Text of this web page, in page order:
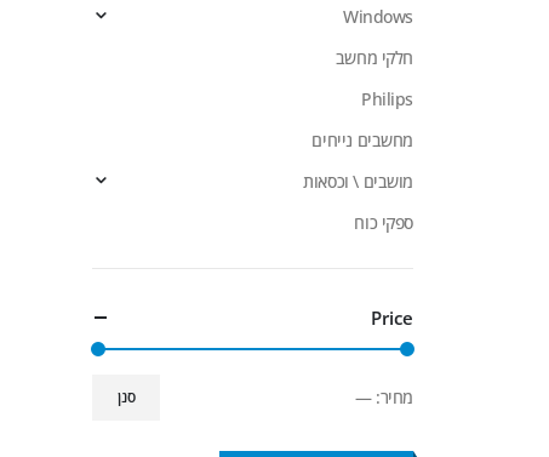
Windows
חלקי מחשב
Philips
מחשבים נייחים
מושבים \ וכסאות
ספקי כוח
Price
סנן מחיר:—